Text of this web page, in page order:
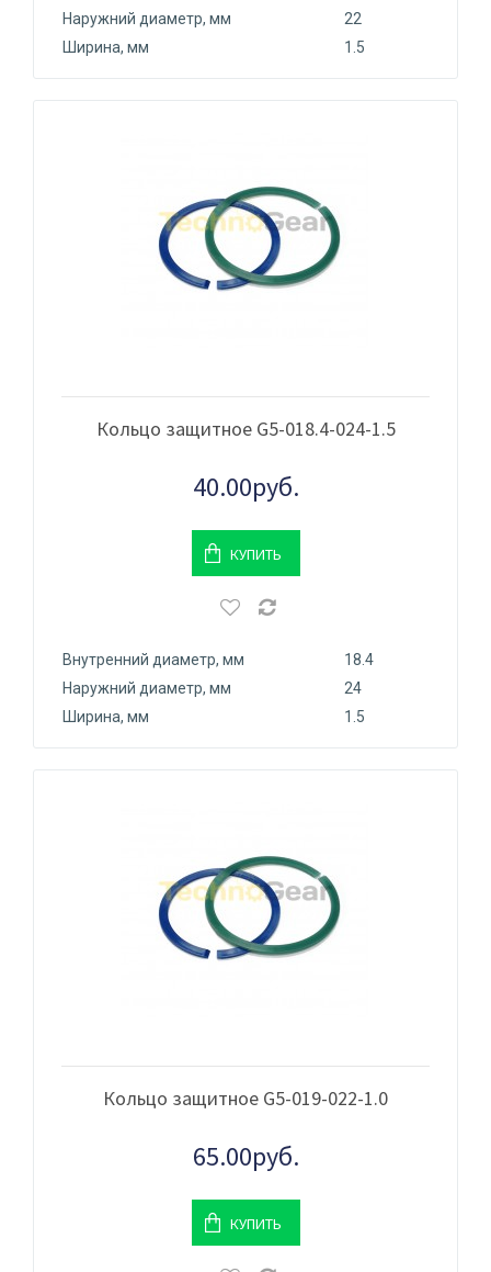
Наружний диаметр, мм
22
Ширина, мм
1.5
Кольцо защитное G5-018.4-024-1.5
40.00руб.
КУПИТЬ
Внутренний диаметр, мм
18.4
Наружний диаметр, мм
24
Ширина, мм
1.5
Кольцо защитное G5-019-022-1.0
65.00руб.
КУПИТЬ